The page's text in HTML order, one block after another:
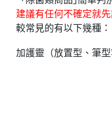
建議有任何不確定就
較常見的有以下幾種：
加護靈（放置型、筆型